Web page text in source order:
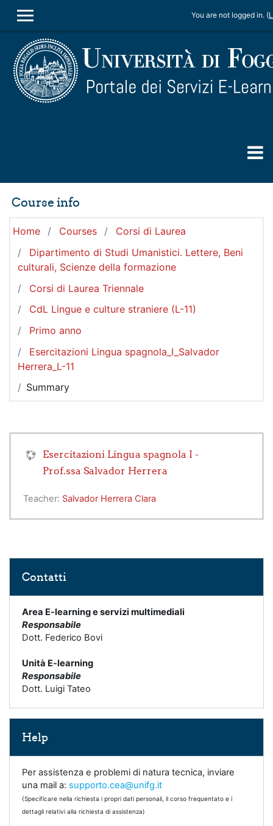
SIDE PANEL
You are not logged in. (
Course info
Home Courses
Corsi di Laurea
Dipartimento di Studi Umanistici. Lettere, Beni
culturali, Scienze della formazione
Corsi di Laurea Triennale
CdL Lingue e culture straniere (L-11)
Primo anno
Esercitazioni Lingua spagnola_I_Salvador
Herrera_L-11
Summary
Esercitazioni Lingua spagnola I -
Prof.ssa Salvador Herrera
Teacher: Salvador Herrera Clara
Contatti
Area E-learning e servizi multimediali
Responsabile
Dott. Federico Bovi
Unità E-learning
Responsabile
Dott. Luigi Tateo
Help
Per assistenza e problemi di natura tecnica, inviare
una mail a: supporto.cea@unifg.it
(Specificare nella richiesta i propri dati personali, il corso frequentato e i
dettagli relativi alla richiesta di assistenza)